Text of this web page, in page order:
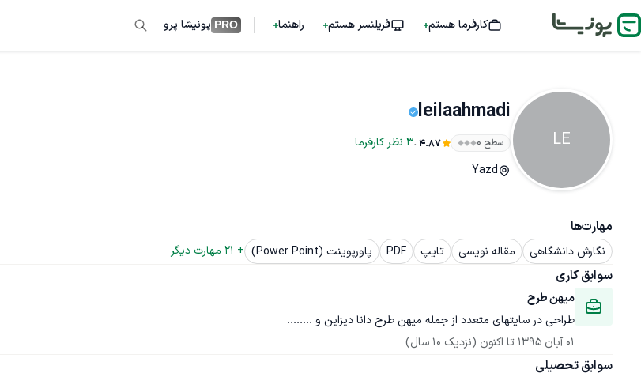
کارفرما هستم فریلنسر هستم راهنما PRO پونیشا پرو
LE
leilaahmadi
سطح ۰ 4.87
.
3 نظر کارفرما
Yazd
مهارت‌ها
نگارش دانشگاهی مقاله نویسی تایپ PDF پاورپوینت (Power Point) +
21 مهارت دیگر
سوابق کاری
میهن طرح
طراحی در سایتهای متعدد از جمله میهن طرح دانا دیزاین و ........
01 آبان 1395
تا اکنون (نزدیک 10 سال)
سوابق تحصیلی